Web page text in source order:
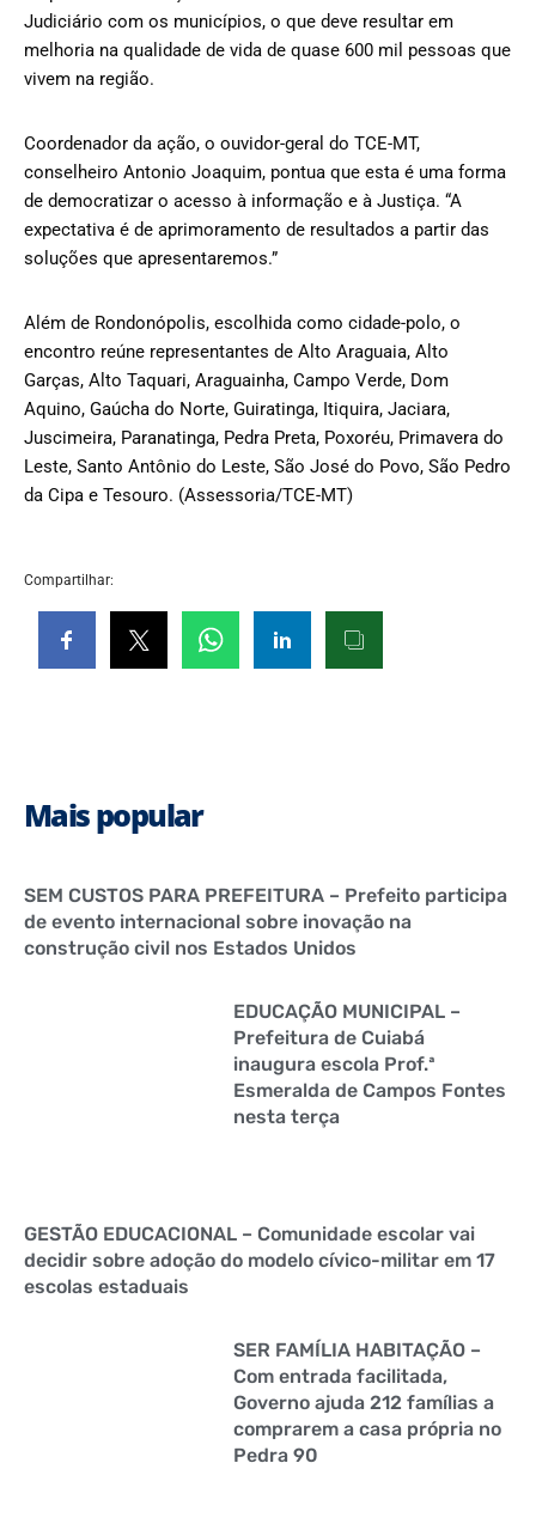
Judiciário com os municípios, o que deve resultar em
melhoria na qualidade de vida de quase 600 mil pessoas que
vivem na região.
Coordenador da ação, o ouvidor-geral do TCE-MT,
conselheiro Antonio Joaquim, pontua que esta é uma forma
de democratizar o acesso à informação e à Justiça. “A
expectativa é de aprimoramento de resultados a partir das
soluções que apresentaremos.”
Além de Rondonópolis, escolhida como cidade-polo, o
encontro reúne representantes de Alto Araguaia, Alto
Garças, Alto Taquari, Araguainha, Campo Verde, Dom
Aquino, Gaúcha do Norte, Guiratinga, Itiquira, Jaciara,
Juscimeira, Paranatinga, Pedra Preta, Poxoréu, Primavera do
Leste, Santo Antônio do Leste, São José do Povo, São Pedro
da Cipa e Tesouro. (Assessoria/TCE-MT)
Compartilhar:
Mais popular
SEM CUSTOS PARA PREFEITURA – Prefeito participa
de evento internacional sobre inovação na
construção civil nos Estados Unidos
EDUCAÇÃO MUNICIPAL –
Prefeitura de Cuiabá
inaugura escola Prof.ª
Esmeralda de Campos Fontes
nesta terça
GESTÃO EDUCACIONAL – Comunidade escolar vai
decidir sobre adoção do modelo cívico-militar em 17
escolas estaduais
SER FAMÍLIA HABITAÇÃO –
Com entrada facilitada,
Governo ajuda 212 famílias a
comprarem a casa própria no
Pedra 90